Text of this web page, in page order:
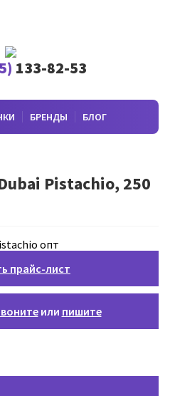
133-82-53
БРЕНДЫ БЛОГ
Pistachio, 250
прайс-лист
или пишите